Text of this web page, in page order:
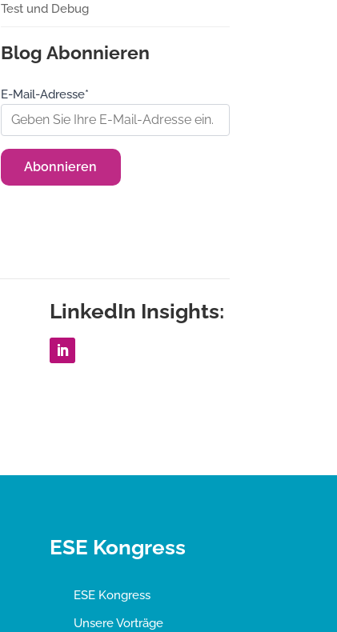
Test und Debug
Blog Abonnieren
E-Mail-Adresse*
LinkedIn Insights:
ESE Kongress
ESE Kongress
Unsere Vorträge